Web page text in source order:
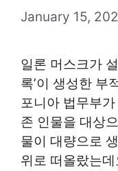
January 15,
일론 머스크가
록’이 생성한 부
포니아 법무부
존 인물을 대상
물이 대량으로
위로 떠올랐는